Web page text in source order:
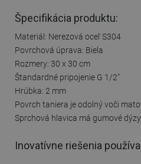
Špecifikácia produktu:
Materiál: Nerezová oceľ S304
Povrchová úprava: Biela
Rozmery: 30 x 30 cm
Štandardné pripojenie G 1/2"
Hrúbka: 2 mm
Povrch taniera je odolný voči
Sprchová hlavica má gumové
Inovatívne riešenia